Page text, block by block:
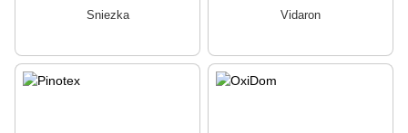
Sniezka Vidaron